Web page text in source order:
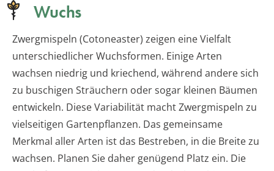
Wuchs
Zwergmispeln (Cotoneaster) zeigen eine Vielfalt
unterschiedlicher Wuchsformen. Einige Arten
wachsen niedrig und kriechend, während andere sich
zu buschigen Sträuchern oder sogar kleinen Bäumen
entwickeln. Diese Variabilität macht Zwergmispeln zu
vielseitigen Gartenpflanzen. Das gemeinsame
Merkmal aller Arten ist das Bestreben, in die Breite zu
wachsen. Planen Sie daher genügend Platz ein. Die